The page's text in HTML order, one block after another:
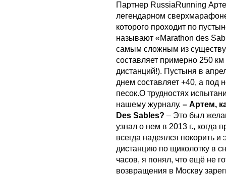
Партнер RussiaRunning
легендарном
которого проходит по
называют «Marathon des
самым сложным из
составляет примерно 250
дистанций!). Пустыня в
днем составляет +40, а под
песок.О трудностях
нашему журналу. – Артем,
Des Sables? – Это был
узнал о нем в 2013 г.,
всегда надеялся покорить
дистанцию по щиколотку в
часов, я понял, что ещё не
возвращения в Москву